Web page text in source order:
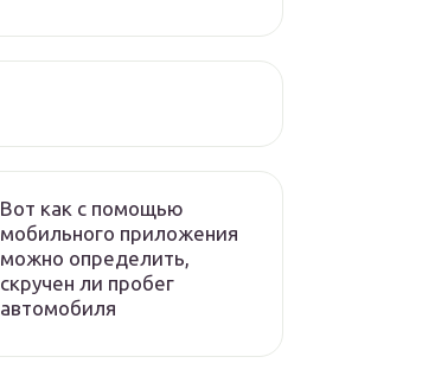
Вот как с помощью
мобильного приложения
можно определить,
скручен ли пробег
автомобиля